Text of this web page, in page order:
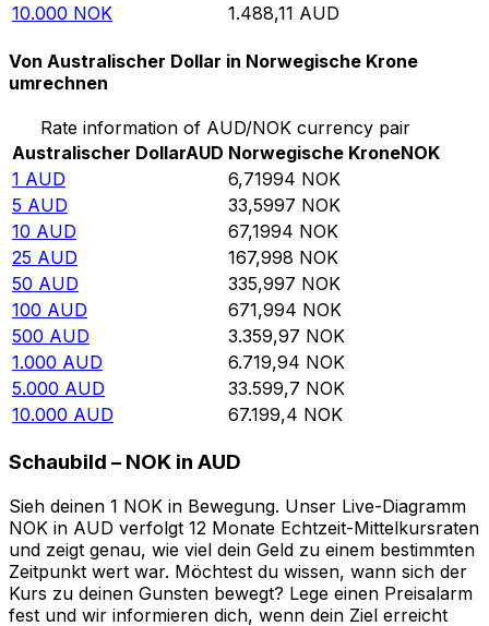
10.000 NOK 1.488,11 AUD
Von Australischer Dollar in Norwegische Krone
umrechnen
Rate information of AUD/NOK currency pair
Australischer DollarAUD Norwegische KroneNOK
1 AUD 6,71994 NOK
5 AUD 33,5997 NOK
10 AUD 67,1994 NOK
25 AUD 167,998 NOK
50 AUD 335,997 NOK
100 AUD 671,994 NOK
500 AUD 3.359,97 NOK
1.000 AUD 6.719,94 NOK
5.000 AUD 33.599,7 NOK
10.000 AUD 67.199,4 NOK
Schaubild – NOK in AUD
Sieh deinen 1 NOK in Bewegung. Unser Live-Diagramm
NOK in AUD verfolgt 12 Monate Echtzeit-Mittelkursraten
und zeigt genau, wie viel dein Geld zu einem bestimmten
Zeitpunkt wert war. Möchtest du wissen, wann sich der
Kurs zu deinen Gunsten bewegt? Lege einen Preisalarm
fest und wir informieren dich, wenn dein Ziel erreicht